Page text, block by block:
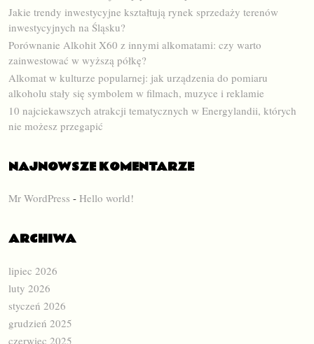
Jakie trendy inwestycyjne kształtują rynek sprzedaży terenów
inwestycyjnych na Śląsku?
Porównanie Alkohit X60 z innymi alkomatami: czy warto
zainwestować w wyższą półkę?
Alkomat w kulturze popularnej: jak urządzenia do pomiaru
alkoholu stały się symbolem w filmach, muzyce i reklamie
10 najciekawszych atrakcji tematycznych w Energylandii, których
nie możesz przegapić
NAJNOWSZE KOMENTARZE
Mr WordPress - Hello world!
ARCHIWA
lipiec 2026
luty 2026
styczeń 2026
grudzień 2025
czerwiec 2025